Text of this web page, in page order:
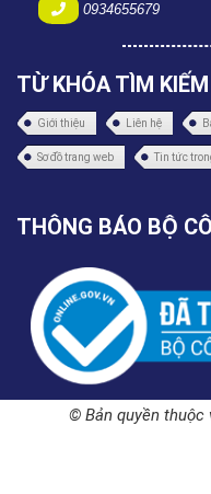
0934655679
TỪ KHÓA TÌM KIẾM
Giới thiệu Liên hệ
Sơ đồ trang web Tin tức
THÔNG BÁO BỘ
© Bản quyền thuộc